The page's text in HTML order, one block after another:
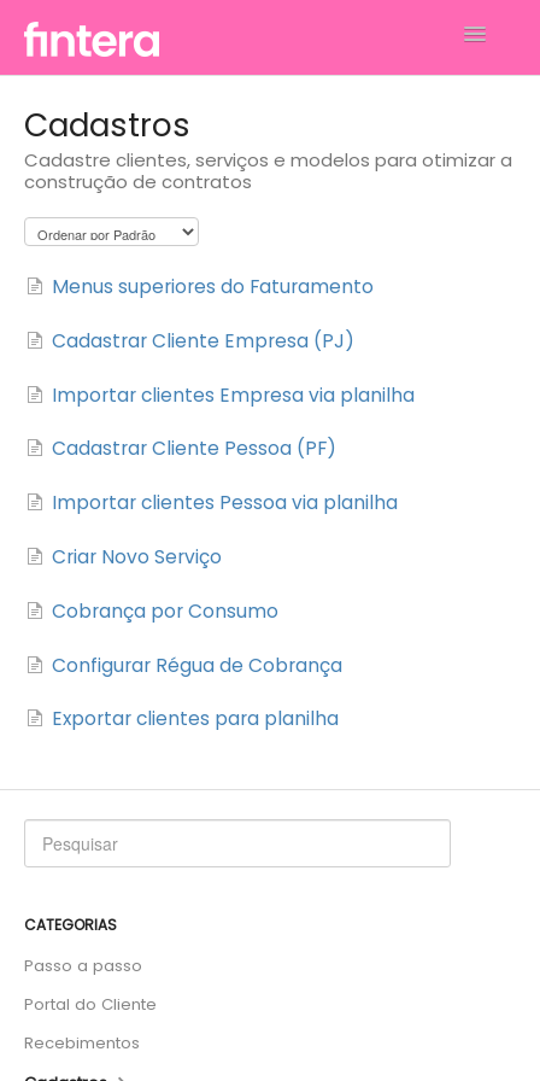
Toggle
Financeiro
Gerenciar Perfil e Conta
Contato
Cadastros
Cadastre clientes, serviços e modelos para otimizar a
construção de contratos
Menus superiores do Faturamento
Cadastrar Cliente Empresa (PJ)
Importar clientes Empresa via planilha
Cadastrar Cliente Pessoa (PF)
Importar clientes Pessoa via planilha
Criar Novo Serviço
Cobrança por Consumo
Configurar Régua de Cobrança
Exportar clientes para planilha
CATEGORIAS
Passo a passo
Portal do Cliente
Recebimentos